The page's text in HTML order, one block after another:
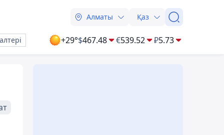
Алматы Қаз
+29°$467.48 €539.52 ₽5.73